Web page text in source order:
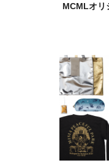
MCMLオリ